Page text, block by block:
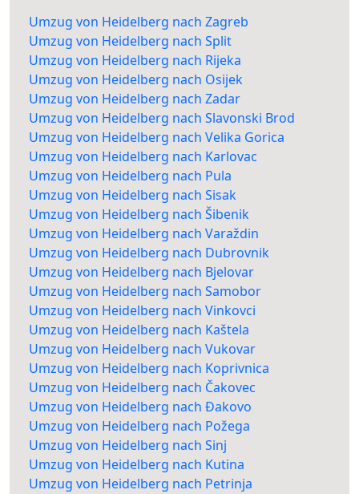
Umzug von Heidelberg nach Zagreb
Umzug von Heidelberg nach Split
Umzug von Heidelberg nach Rijeka
Umzug von Heidelberg nach Osijek
Umzug von Heidelberg nach Zadar
Umzug von Heidelberg nach Slavonski Brod
Umzug von Heidelberg nach Velika Gorica
Umzug von Heidelberg nach Karlovac
Umzug von Heidelberg nach Pula
Umzug von Heidelberg nach Sisak
Umzug von Heidelberg nach Šibenik
Umzug von Heidelberg nach Varaždin
Umzug von Heidelberg nach Dubrovnik
Umzug von Heidelberg nach Bjelovar
Umzug von Heidelberg nach Samobor
Umzug von Heidelberg nach Vinkovci
Umzug von Heidelberg nach Kaštela
Umzug von Heidelberg nach Vukovar
Umzug von Heidelberg nach Koprivnica
Umzug von Heidelberg nach Čakovec
Umzug von Heidelberg nach Đakovo
Umzug von Heidelberg nach Požega
Umzug von Heidelberg nach Sinj
Umzug von Heidelberg nach Kutina
Umzug von Heidelberg nach Petrinja